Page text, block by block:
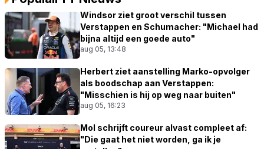
Windsor ziet groot verschil tussen
Verstappen en Schumacher: "Michael had
bijna altijd een goede auto"
aug 05, 13:48
Herbert ziet aanstelling Marko-opvolger
als boodschap aan Verstappen:
"Misschien is hij op weg naar buiten"
aug 05, 16:23
Mol schrijft coureur alvast compleet af:
"Die gaat het niet worden, ga ik je